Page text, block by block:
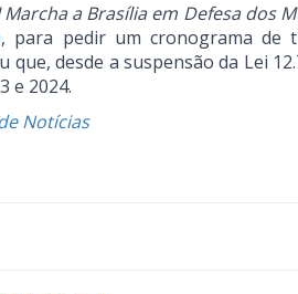
Marcha a Brasília em Defesa dos
, para pedir um cronograma de
que, desde a suspensão da Lei
e 2024.
Notícias